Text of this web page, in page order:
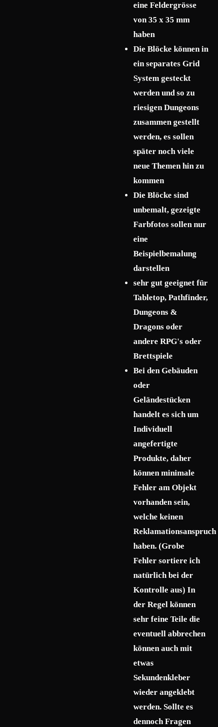
eine Feldergrösse
von 35 x 35 mm
haben
Die Blöcke können in
ein separates Grid
System gesteckt
werden und so zu
riesigen Dungeons
zusammen gestellt
werden, es sollen
später noch viele
neue Themen hin zu
kommen
Die Blöcke sind
unbemalt, gezeigte
Farbfotos sollen nur
eine
Beispielbemalung
darstellen
sehr gut geeignet für
Tabletop, Pathfinder,
Dungeons &
Dragons oder
andere RPG's oder
Brettspiele
Bei den Gebäuden
oder
Geländestücken
handelt es sich um
Individuell
angefertigte
Produkte, daher
können minimale
Fehler am Objekt
vorhanden sein,
welche keinen
Reklamationsanspruch
haben. (Grobe
Fehler sortiere ich
natürlich bei der
Kontrolle aus) In
der Regel können
sehr feine Teile die
eventuell abbrechen
können auch mit
etwas
Sekundenkleber
wieder angeklebt
werden. Sollte es
dennoch Fragen